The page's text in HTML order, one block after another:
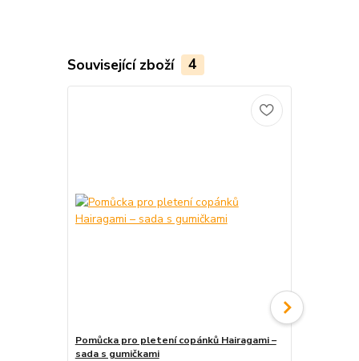
Související zboží 4
Pomůcka pro pletení copánků Hairagami –
sada s gumičkami